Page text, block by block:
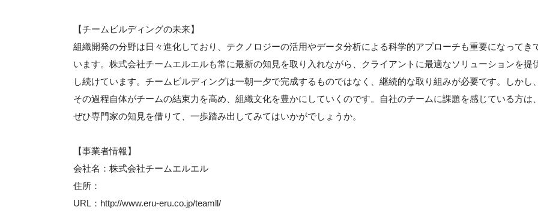
【チームビルディングの未来】
組織開発の分野は日々進化しており、テクノロジーの活用やデータ分析による科学的アプローチも重要になってき
います。株式会社チームエルエルも常に最新の知見を取り入れながら、クライアントに最適なソリューションを提
し続けています。チームビルディングは一朝一夕で完成するものではなく、継続的な取り組みが必要です。しかし、
その過程自体がチームの結束力を高め、組織文化を豊かにしていくのです。自社のチームに課題を感じている方は、
ぜひ専門家の知見を借りて、一歩踏み出してみてはいかがでしょうか。
【事業者情報】
会社名：株式会社チームエルエル
住所：
URL：http://www.eru-eru.co.jp/teamll/